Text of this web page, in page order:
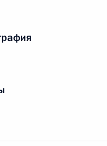
об исполняющем